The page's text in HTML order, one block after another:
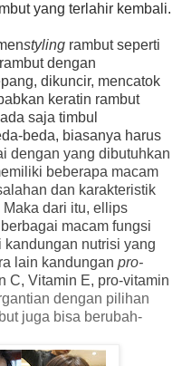
yang terlahir kembali.
styling rambut seperti
dengan
dikuncir, mencatok
keratin rambut
saja timbul
beda, biasanya harus
dengan yang dibutuhkan
beberapa macam
dan karakteristik
dari itu, ellips
macam fungsi
nutrisi yang
lain kandungan pro-
C, Vitamin E, pro-vitamin
dengan pilihan
juga bisa berubah-